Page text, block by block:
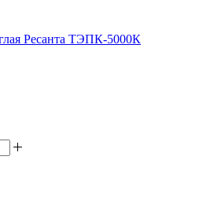
Ресанта ТЭПК-5000К